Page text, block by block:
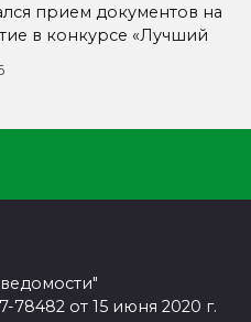
прием документов на
в конкурсе «Лучший
от 15 июня 2020 г.